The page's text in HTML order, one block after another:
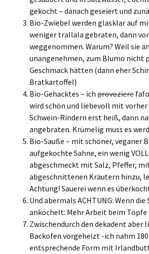
gekocht – danach geseiert und
Bio-Zwiebel werden glasklar auf
weniger trallala gebraten, dann
weggenommen. Warum? Weil sie
unangenehmen, zum Blumo nicht
Geschmack hätten (dann eher
Bratkartoffel)
Bio-Gehacktes – ich provoziere
wird schön und liebevoll mit
Schwein-Rindern erst heiß, dann
angebraten. Krümelig muss es
Bio-Sauße – mit schöner, veganer
aufgekochte Sahne, ein wenig
abgeschmeckt mit Salz, Pfeffer,
abgeschnittenen Kräutern hinzu,
Achtung! Sauerei wenn es
Und abermals ACHTUNG: Wenn
anköchelt: Mehr Arbeit beim Töpfe
Zwischendurch den dekadent aber
Backofen vorgeheizt -ich nahm
entsprechende Form mit